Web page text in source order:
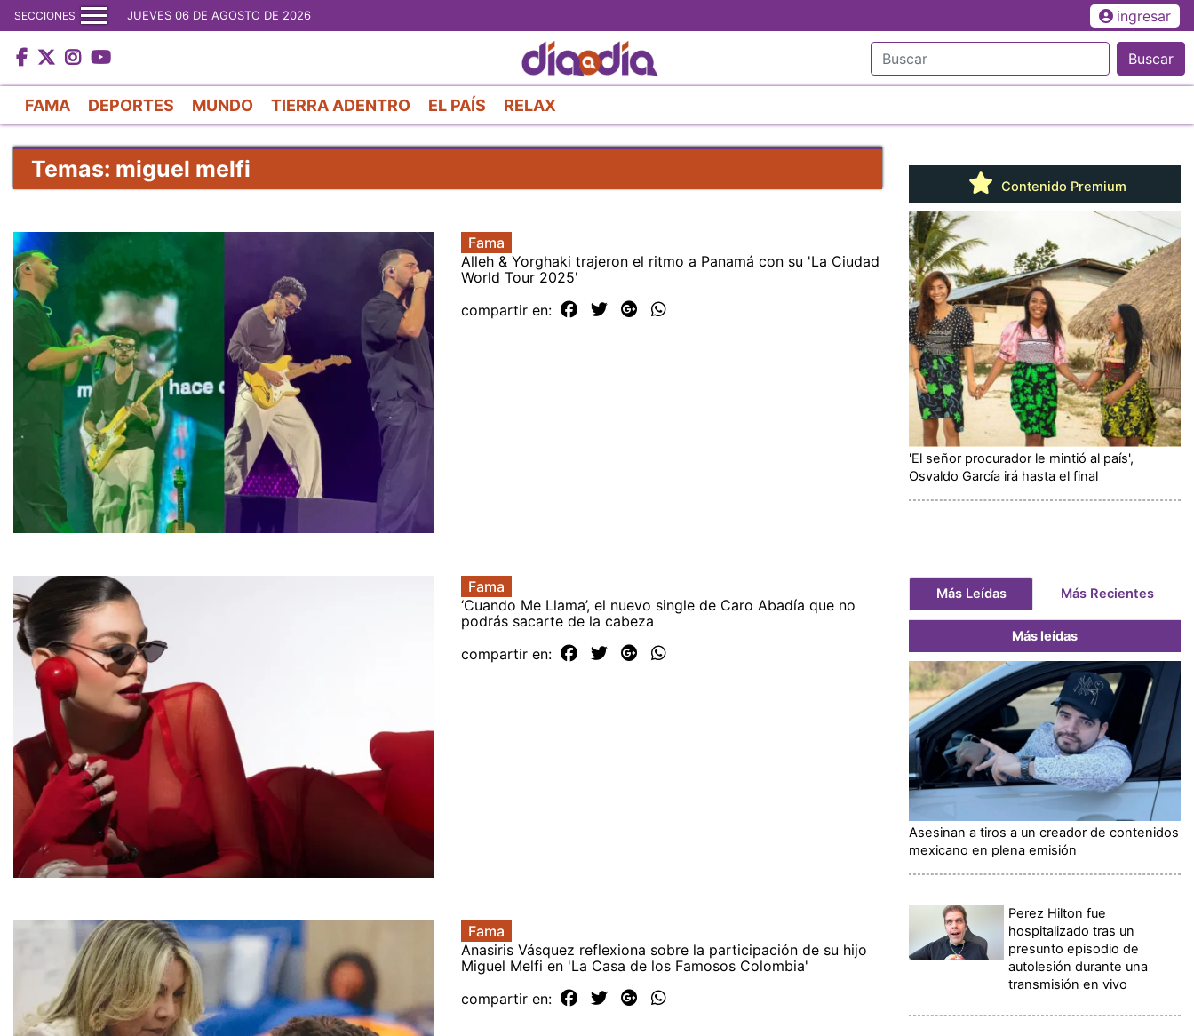
al
contenido
principal
SECCIONES JUEVES 06 DE AGOSTO DE 2026 ingresar
Buscar
FAMA DEPORTES MUNDO TIERRA ADENTRO EL PAÍS RELAX
Temas: miguel melfi
Fama
Alleh & Yorghaki trajeron el ritmo a Panamá con su 'La Ciudad
World Tour 2025'
compartir en:
Fama
‘Cuando Me Llama’, el nuevo single de Caro Abadía que no
podrás sacarte de la cabeza
compartir en:
Fama
Anasiris Vásquez reflexiona sobre la participación de su hijo
Miguel Melfi en 'La Casa de los Famosos Colombia'
compartir en:
Contenido Premium
'El señor procurador le mintió al país',
Osvaldo García irá hasta el final
Más Leídas Más Recientes
Más leídas
Asesinan a tiros a un creador de contenidos
mexicano en plena emisión
Perez Hilton fue
hospitalizado tras un
presunto episodio de
autolesión durante una
transmisión en vivo